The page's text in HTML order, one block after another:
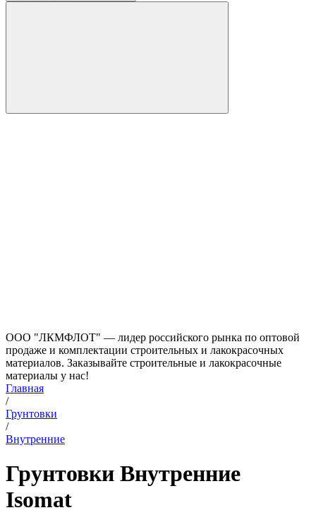
ООО "ЛКМФЛОТ" — лидер российского рынка по оптовой
продаже и комплектации строительных и лакокрасочных
материалов. Заказывайте строительные и лакокрасочные
материалы у нас!
Главная
/
Грунтовки
/
Внутренние
Грунтовки Внутренние
Isomat